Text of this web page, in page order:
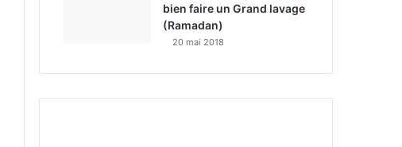
bien faire un Grand lavage
(Ramadan)
20 mai 2018